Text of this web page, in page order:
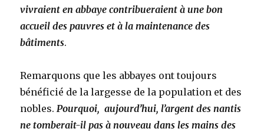
vivraient en abbaye contribueraient à une bon
accueil des pauvres et à la maintenance des
bâtiments.
Remarquons que les abbayes ont toujours
bénéficié de la largesse de la population et des
nobles.Pourquoi, aujourd’hui, l’argent des nantis
ne tomberait-il pas à nouveau dans les mains des